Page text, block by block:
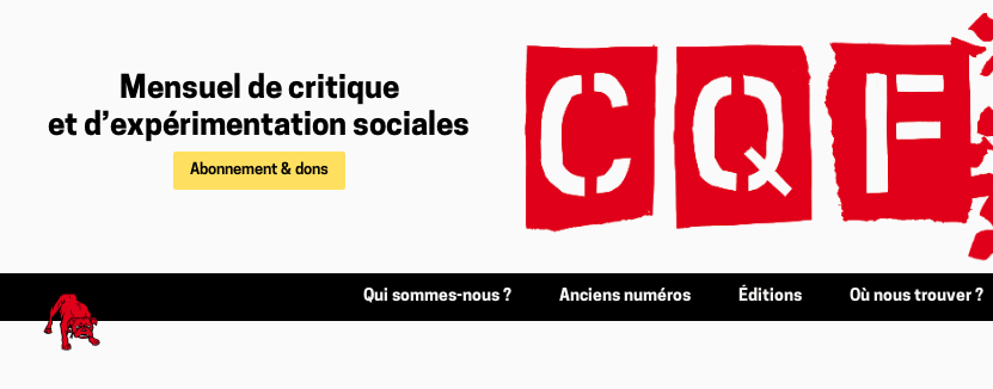
Mensuel de critique
et d’expérimentation sociales
Abonnement & dons
Qui sommes-nous ? Anciens numéros Éditions Où nous trouver ?